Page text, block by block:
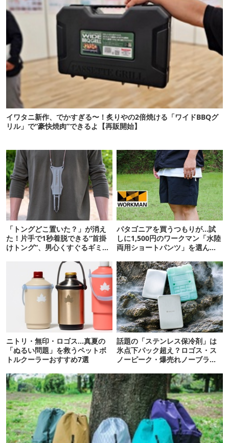
イワタニ新作、でかすぎる〜！炙りやの2倍焼ける「ワイドBBQグ
リル」で“豪快焼肉”できるよ【再販開始】
「トングどこ置いた？」が消え
た！片手で1秒着脱できる“首掛
けトング”、男心くすぐるギミッ
パタゴニアを買うつもりが…試
しに1,500円のワークマン「水陸
両用ショートパンツ」を選んだ
ニトリ・無印・ロゴス…真夏の
「ぬるい問題」を救うペットボ
トルクーラーおすすめ7選
話題の「ステンレス保冷剤」は
氷点下パック超え？ロゴス・ス
ノーピーク・爆売れノーブラン